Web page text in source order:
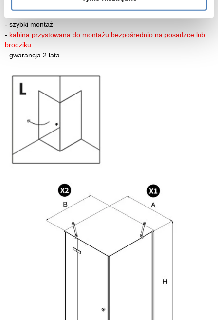
szkło zabezpieczone powłoką Active Shield 2.0 (zapobiega
- szybki montaż
- kabina przystowana do montażu bezpośrednio na posadzce lub
brodziku
- gwarancja 2 lata